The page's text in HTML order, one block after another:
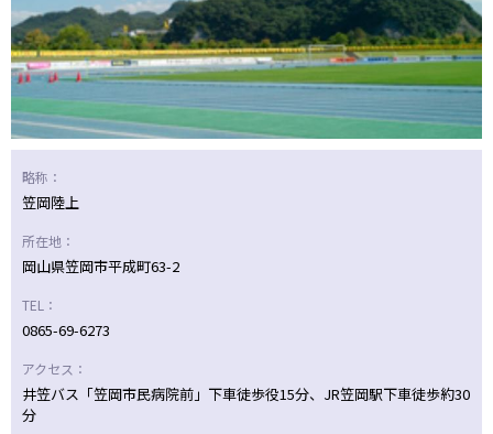
略称：
笠岡陸上
所在地：
岡山県笠岡市平成町63-2
TEL：
0865-69-6273
アクセス：
井笠バス「笠岡市民病院前」下車徒歩役15分、JR笠岡駅下車徒歩約30
分